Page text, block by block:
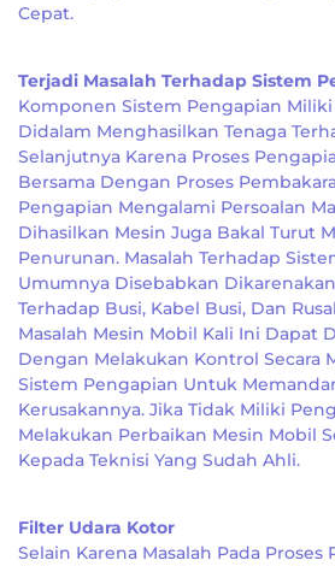
Cepat.
Terjadi Masalah Terhadap Sistem
Komponen Sistem Pengapian
Didalam Menghasilkan Tenaga
Selanjutnya Karena Proses
Bersama Dengan Proses
Pengapian Mengalami Persoalan
Dihasilkan Mesin Juga Bakal Turut
Penurunan. Masalah Terhadap
Umumnya Disebabkan
Terhadap Busi, Kabel Busi, Dan
Masalah Mesin Mobil Kali Ini Dapat
Dengan Melakukan Kontrol Secara
Sistem Pengapian Untuk
Kerusakannya. Jika Tidak Miliki
Melakukan Perbaikan Mesin Mobil
Kepada Teknisi Yang Sudah Ahli.
Filter Udara Kotor
Selain Karena Masalah Pada